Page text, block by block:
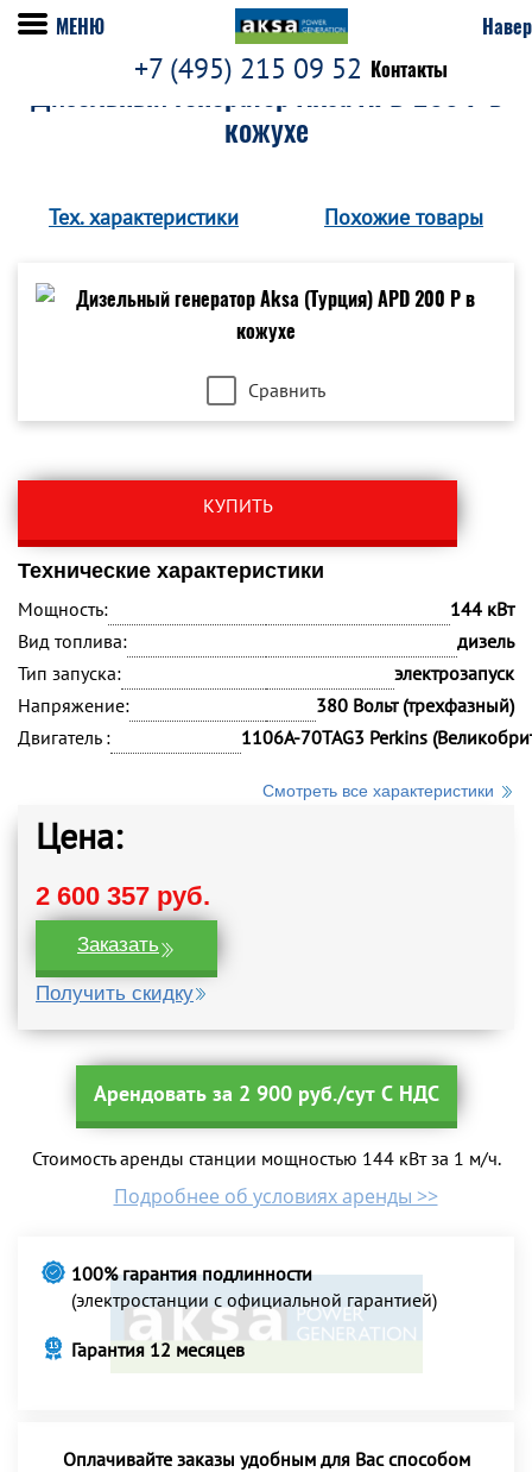
+7 (495) 215 09 52 Контакты
МЕНЮ
Дизельный генератор Aksa APD 200 P в
кожухе
Тех. характеристики Похожие товары
Сравнить
КУПИТЬ
Технические характеристики
Мощность:
144 кВт
Вид топлива:
дизель
Тип запуска:
электрозапуск
Напряжение:
380 Вольт (трехфазный)
Двигатель :
1106A-70TAG3 Perkins
Смотреть все характеристики
Цена:
2 600 357 руб.
Заказать
Получить скидку
Арендовать за 2 900 руб./сут С НДС
Стоимость аренды станции мощностью 144 кВт за 1 м/ч.
Подробнее об условиях аренды >>
100% гарантия подлинности
(электростанции с официальной гарантией)
Гарантия 12 месяцев
Оплачивайте заказы удобным для Вас способом